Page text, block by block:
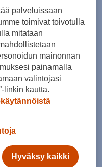
palveluissaan
toimivat toivotulla
mitataan
mainonnan
painamalla
valintojasi
linkin kautta.
Hyväksy kaikki